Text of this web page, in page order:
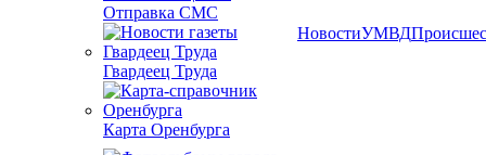
Отправка СМС
Гвардеец Труда
Карта Оренбурга
НовостиУМВД